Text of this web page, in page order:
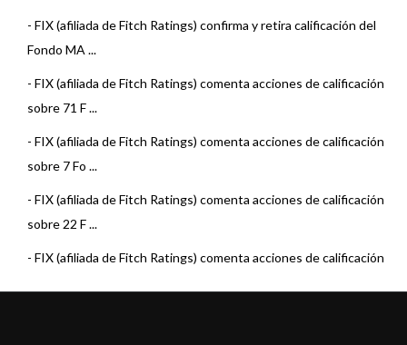
- FIX (afiliada de Fitch Ratings) confirma y retira calificación del
Fondo MA ...
- FIX (afiliada de Fitch Ratings) comenta acciones de calificación
sobre 71 F ...
- FIX (afiliada de Fitch Ratings) comenta acciones de calificación
sobre 7 Fo ...
- FIX (afiliada de Fitch Ratings) comenta acciones de calificación
sobre 22 F ...
- FIX (afiliada de Fitch Ratings) comenta acciones de calificación